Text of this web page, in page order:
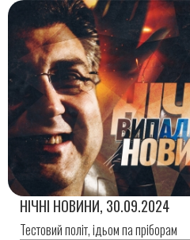
НІЧНІ НОВИНИ, 30.09.2024
Тестовий політ, ідьом па пріборам